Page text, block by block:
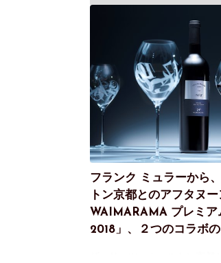
フランク ミュラーから
トン京都とのアフタヌー
WAIMARAMA プレミア
2018」、２つのコラボ